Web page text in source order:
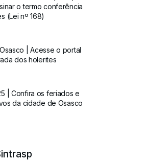
o termo conferência
(Lei nº 168)
| Acesse o portal
dos holerites
| Confira os feriados e
da cidade de Osasco